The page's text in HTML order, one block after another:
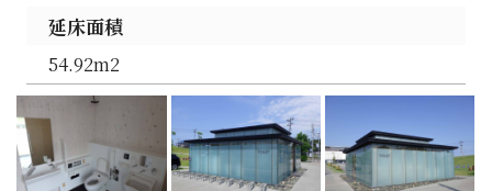
延床面積
54.92m2